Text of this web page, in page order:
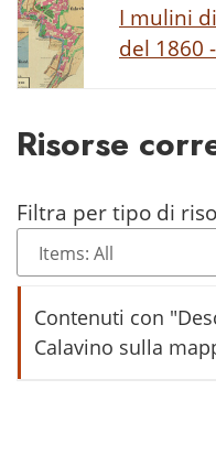
I mulini
del 1860
Risorse
Filtra per tipo di
Contenuti con
Calavino sulla